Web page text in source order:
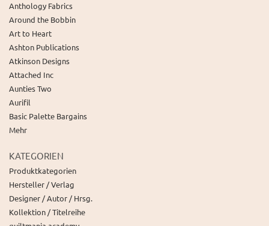
Anthology Fabrics
Around the Bobbin
Art to Heart
Ashton Publications
Atkinson Designs
Attached Inc
Aunties Two
Aurifil
Basic Palette Bargains
Mehr
KATEGORIEN
Produktkategorien
Hersteller / Verlag
Designer / Autor / Hrsg.
Kollektion / Titelreihe